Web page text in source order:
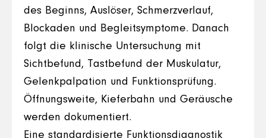
des Beginns, Auslöser, Schmerzverlauf,
Blockaden und Begleitsymptome. Danach
folgt die klinische Untersuchung mit
Sichtbefund, Tastbefund der Muskulatur,
Gelenkpalpation und Funktionsprüfung.
Öffnungsweite, Kieferbahn und Geräusche
werden dokumentiert.
Eine standardisierte Funktionsdiagnostik